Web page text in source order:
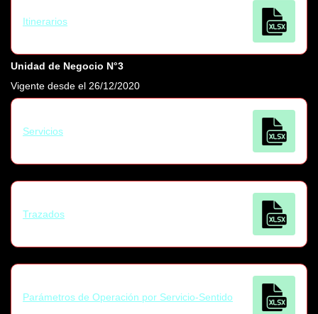
Itinerarios
Unidad de Negocio N°3
Vigente desde el 26/12/2020
Servicios
Trazados
Parámetros de Operación por Servicio-Sentido